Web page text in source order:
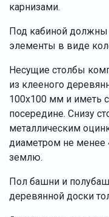
карнизами.
Под кабиной должны
элементы в виде
Несущие столбы
из клееного
100х100 мм и иметь
посередине. Снизу
металлическим
диаметром не менее
землю.
Пол башни и
деревянной доски